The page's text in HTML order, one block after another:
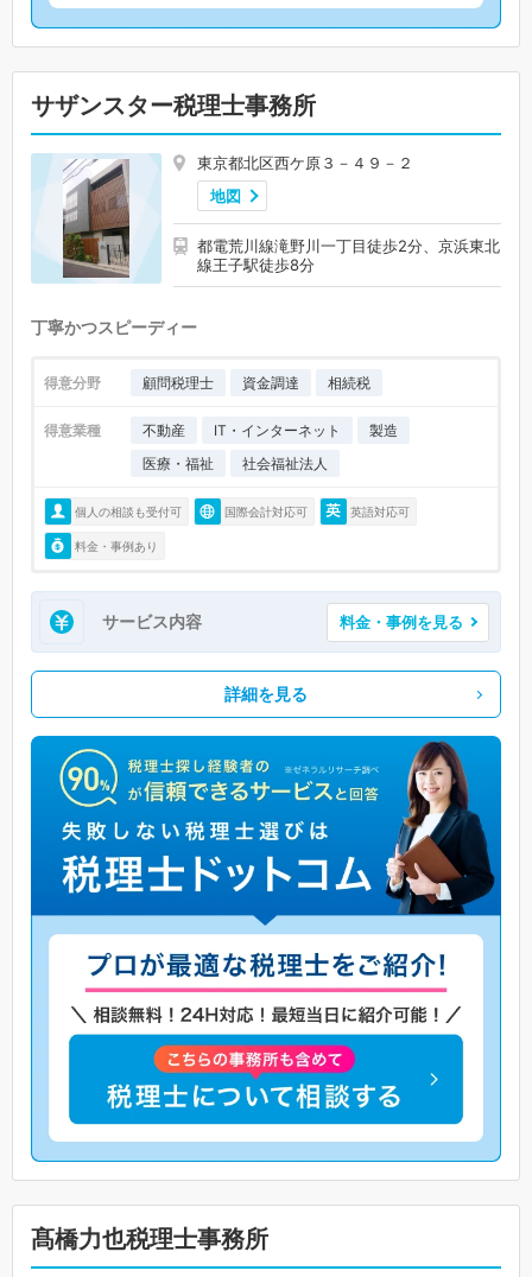
サザンスター税理士事務所
東京都北区西ケ原３－４９－２
地図
都電荒川線滝野川一丁目徒歩2分、京浜東北
線王子駅徒歩8分
丁寧かつスピーディー
得意分野 顧問税理士 資金調達 相続税
得意業種 不動産 IT・インターネット
製造
医療・福祉
社会福祉法人
個人の相談も受付可 国際会計対応可 英語対応可
料金・事例あり
サービス内容 料金・事例を見る
詳細を見る
髙橋力也税理士事務所